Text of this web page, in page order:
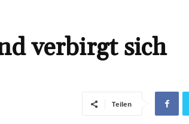
verbirgt sich
Teilen